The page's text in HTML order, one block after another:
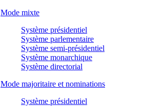
Mode mixte
Système présidentiel
Système parlementaire
Système semi-présidentiel
Système monarchique
Système directorial
Mode majoritaire et nominations
Système présidentiel